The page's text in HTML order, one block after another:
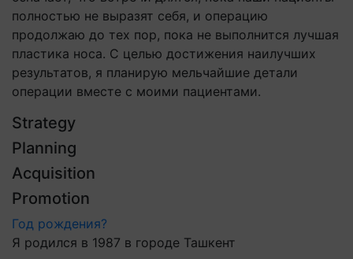
полностью не выразят себя, и операцию
продолжаю до тех пор, пока не выполнится лучшая
пластика носа. С целью достижения наилучших
результатов, я планирую мельчайшие детали
операции вместе с моими пациентами.
Strategy
Planning
Acquisition
Promotion
Год рождения?
Я родился в 1987 в городе Ташкент